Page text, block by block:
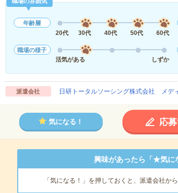
年齢層
20代
30代 40代 50代 60代
職場の様子
活気がある
しずか
派遣会社 日研トータルソーシング株式会社 メデ
気になる！ 応
興味があったら「★気に
「気になる！」を押しておくと、派遣会社から